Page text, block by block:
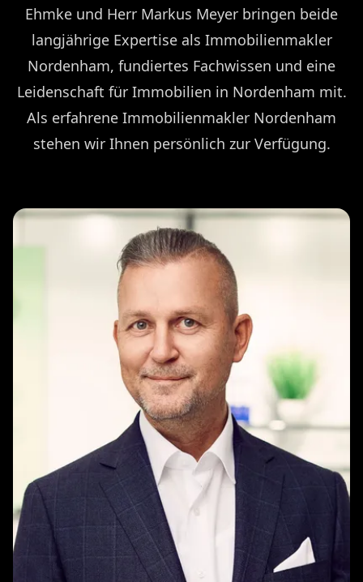
Ehmke und Herr Markus Meyer bringen beide
langjährige Expertise als Immobilienmakler
Nordenham, fundiertes Fachwissen und eine
Leidenschaft für Immobilien in Nordenham mit.
Als erfahrene Immobilienmakler Nordenham
stehen wir Ihnen persönlich zur Verfügung.